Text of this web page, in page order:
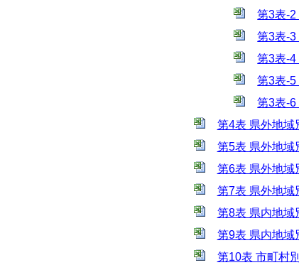
第3表-
第3表-
第3表-
第3表-
第3表-
第4表 県外地域
第5表 県外地域
第6表 県外地域
第7表 県外地域
第8表 県内地域
第9表 県内地域
第10表 市町村